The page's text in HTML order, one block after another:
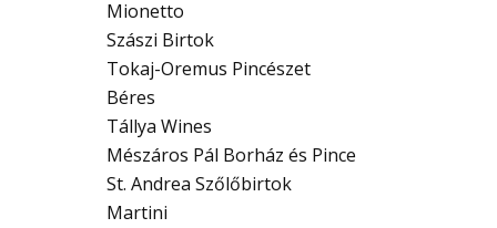
Mionetto
Szászi Birtok
Tokaj-Oremus Pincészet
Béres
Tállya Wines
Mészáros Pál Borház és Pince
St. Andrea Szőlőbirtok
Martini